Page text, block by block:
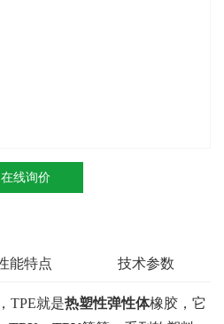
在线询价
能特点 技术参数
TPE就是热塑性弹性体橡胶，它